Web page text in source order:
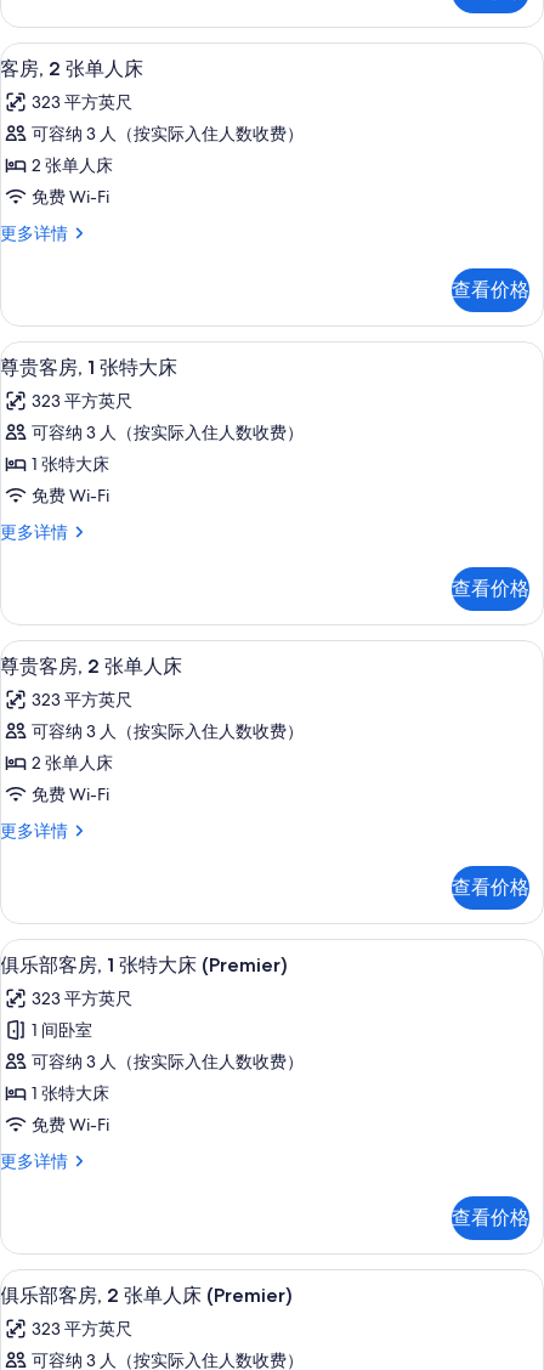
床
的
所
有
照
片
特
大
床
多
信
显
示
客
房,
2
张
单
床
的
所
有
照
片
迷你吧、客房内保险箱、办公桌、笔
5
客房, 2 张单人床
323 平方英尺
可容纳 3 人（按实际入住人数收费）
2 张单人床
免费 Wi-Fi
更多详情
客
单
人
床
更
多
信
查看价格
显
示
尊
贵
客
1
特
大
床
的
所
有
照
片
迷你吧、客房内保险箱、办公桌、笔
5
尊贵客房, 1 张特大床
323 平方英尺
可容纳 3 人（按实际入住人数收费）
1 张特大床
免费 Wi-Fi
更多详情
尊
1
张
特
大
床
更
信
息
查看价格
显
示
尊
贵
客
2
单
人
床
的
所
有
照
片
迷你吧、客房内保险箱、办公桌、笔
5
尊贵客房, 2 张单人床
323 平方英尺
可容纳 3 人（按实际入住人数收费）
2 张单人床
免费 Wi-Fi
更多详情
尊
2
张
单
床
更
多
信
息
查看价格
显
示
俱
乐
部
客
1
特
大
床
(Premier)
的
迷你吧、客房内保险箱、办公桌、笔
5
俱乐部客房, 1 张特大床 (Premier)
323 平方英尺
1 间卧室
可容纳 3 人（按实际入住人数收费）
1 张特大床
免费 Wi-Fi
更多详情
俱
房,
张
大
床
查看价格
显
示
俱
迷你吧、客房内保险箱、办公桌、笔
5
俱乐部客房, 2 张单人床 (Premier)
323 平方英尺
可容纳 3 人（按实际入住人数收费）